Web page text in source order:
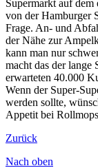
Supermarkt auf
von der Hamburger
Frage. An- und
der Nähe zur
kann man nur
macht das der
erwarteten 40.000
Wenn der Super-
werden sollte,
Appetit bei
Zurück
Nach oben